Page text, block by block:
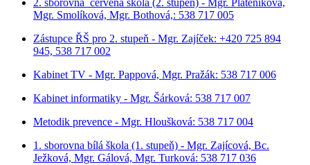
2. sborovna červená škola (2. stupeň) - Mgr. Pláteníková,
Mgr. Smolíková, Mgr. Bothová,: 538 717 005
Zástupce ŘŠ pro 2. stupeň - Mgr. Zajíček: +420 725 894
945, 538 717 002
Kabinet TV - Mgr. Pappová, Mgr. Pražák: 538 717 006
Kabinet informatiky - Mgr. Šárková: 538 717 007
Metodik prevence - Mgr. Hloušková: 538 717 004
1. sborovna bílá škola (1. stupeň) - Mgr. Zajícová, Bc.
Ježková, Mgr. Gálová, Mgr. Turková: 538 717 036